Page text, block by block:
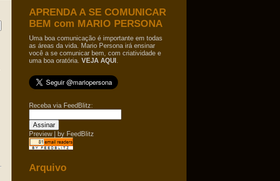
APRENDA A SE COMUNICAR
BEM com MARIO PERSONA
Uma boa comunicação é importante em todas
as áreas da vida. Mario Persona irá ensinar
você a se comunicar bem, com criatividade e
uma boa oratória. VEJA AQUI .
Receba via FeedBlitz:
Preview| by FeedBlitz
Arquivo